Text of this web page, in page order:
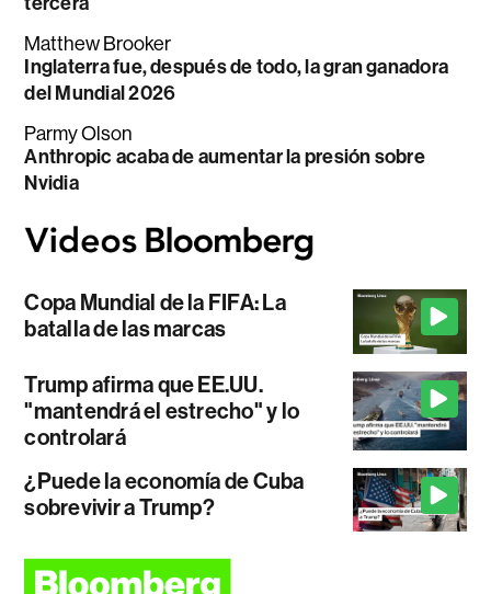
Matthew Brooker
Inglaterra fue, después de todo, la gran ganadora
del Mundial 2026
Parmy Olson
Anthropic acaba de aumentar la presión sobre
Nvidia
Copa Mundial de la FIFA: La
batalla de las marcas
Trump afirma que EE.UU.
"mantendrá el estrecho" y lo
controlará
¿Puede la economía de Cuba
sobrevivir a Trump?